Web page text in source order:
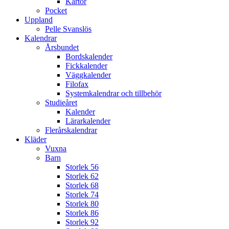
Pocket
Uppland
Pelle Svanslös
Kalendrar
Årsbundet
Bordskalender
Fickkalender
Väggkalender
Filofax
Systemkalendrar och tillbehör
Studieåret
Kalender
Lärarkalender
Flerårskalendrar
Kläder
Vuxna
Barn
Storlek 56
Storlek 62
Storlek 68
Storlek 74
Storlek 80
Storlek 86
Storlek 92